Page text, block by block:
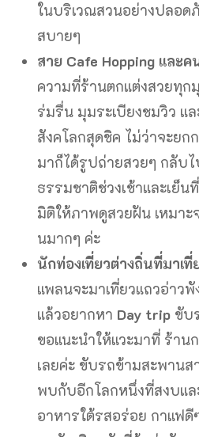
ในบริเวณสวนอย่างปลอด
สบายๆ
สาย Cafe Hopping และ
ความที่ร้านตกแต่งสวยทุก
ร่มรื่น มุมระเบียงชมวิว แ
สังคโลกสุดชิค ไม่ว่าจะย
มาก็ได้รูปถ่ายสวยๆ กลับ
ธรรมชาติช่วงเช้าและเย็
มิติให้ภาพดูสวยฝัน เหมาะ
นมากๆ ค่ะ
นักท่องเที่ยวต่างถิ่นที่มาเ
แพลนจะมาเที่ยวแถวอ่าว
แล้วอยากหา Day trip ขับ
ขอแนะนำให้แวะมาที่ ร้าน
เลยค่ะ ขับรถข้ามสะพาน
พบกับอีกโลกหนึ่งที่สงบแล
อาหารใต้รสอร่อย กาแฟ